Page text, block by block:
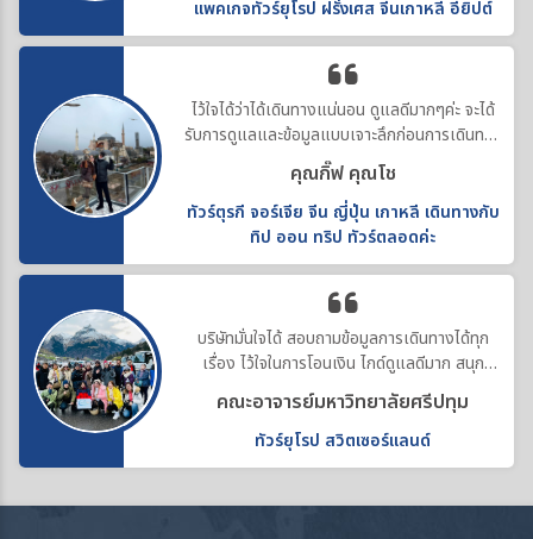
แพคเกจทัวร์ยุโรป ฝรั่งเศส จีนเกาหลี อียิปต์
ไว้ใจได้ว่าได้เดินทางแน่นอน ดูแลดีมากๆค่ะ จะได้
รับการดูแลและข้อมูลแบบเจาะลึกก่อนการเดินทาง
ทำให้คอสตูมสวยทุกที่ค่ะ
คุณกิ๊ฟ คุณโช
ทัวร์ตุรกี จอร์เจีย จีน ญี่ปุ่น เกาหลี เดินทางกับ
ทิป ออน ทริป ทัวร์ตลอดค่ะ
บริษัทมั่นใจได้ สอบถามข้อมูลการเดินทางได้ทุก
เรื่อง ไว้ใจในการโอนเงิน ไกด์ดูแลดีมาก สนุก
ประทับใจค่ะ
คณะอาจารย์มหาวิทยาลัยศรีปทุม
ทัวร์ยุโรป สวิตเซอร์แลนด์